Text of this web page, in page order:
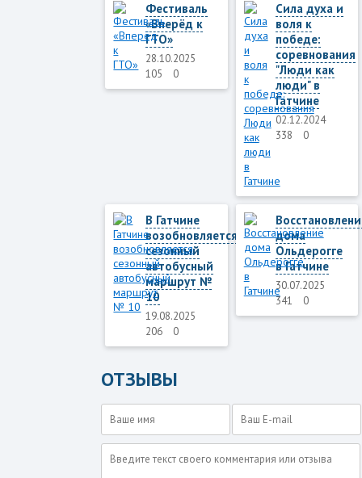
Фестиваль
«Вперёд к
ГТО»
28.10.2025
105
0
Сила духа и
воля к
победе:
соревнования
"Люди как
люди" в
Гатчине
02.12.2024
338
0
В Гатчине
возобновляется
сезонный
автобусный
маршрут №
10
19.08.2025
206
0
дома
Ольдерогге
в Гатчине
30.07.2025
341
0
ОТЗЫВЫ